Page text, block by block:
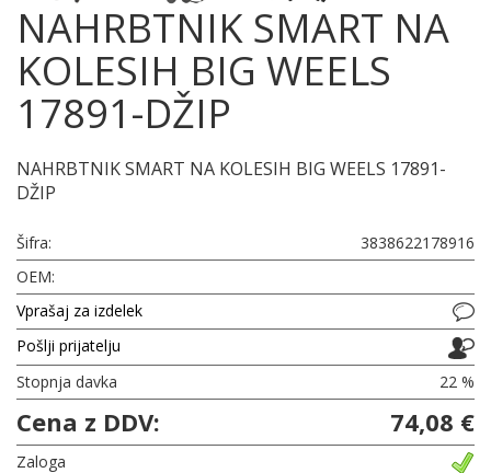
NAHRBTNIK SMART NA
KOLESIH BIG WEELS
17891-DŽIP
NAHRBTNIK SMART NA KOLESIH BIG WEELS 17891-
DŽIP
Šifra:
3838622178916
OEM:
Vprašaj za izdelek
Pošlji prijatelju
Stopnja davka
22 %
Cena z DDV: 74,08 €
Zaloga